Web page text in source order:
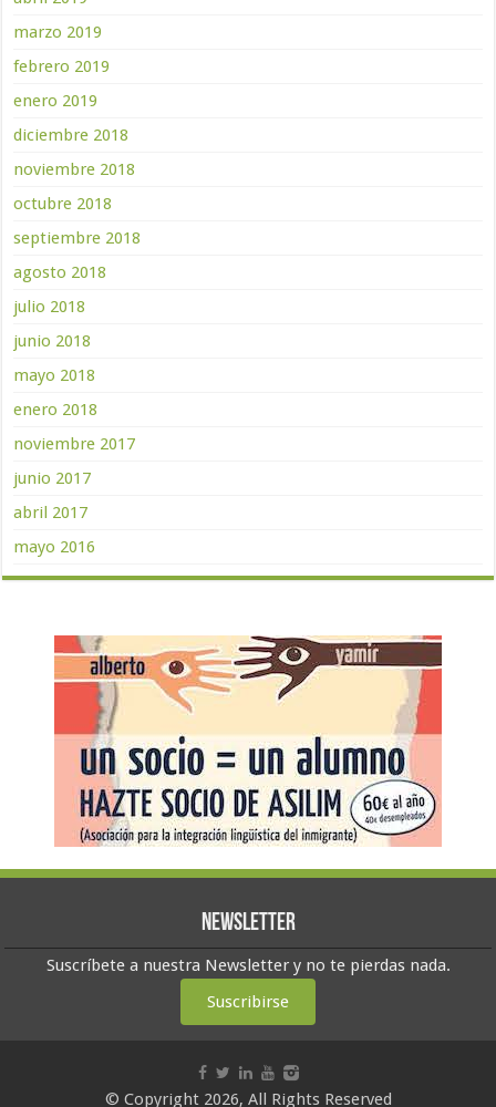
marzo 2019
febrero 2019
enero 2019
diciembre 2018
noviembre 2018
octubre 2018
septiembre 2018
agosto 2018
julio 2018
junio 2018
mayo 2018
enero 2018
noviembre 2017
junio 2017
abril 2017
mayo 2016
Newsletter
Suscríbete a nuestra Newsletter y no te pierdas nada.
Suscribirse
© Copyright 2026, All Rights Reserved